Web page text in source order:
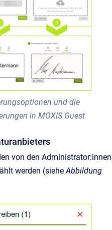
und die
in MOXIS Guest
von den Administrator:innen
werden (sieheAbbildung